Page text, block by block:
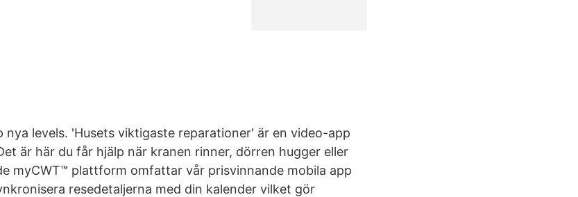
nya levels. 'Husets viktigaste reparationer' är en video-app
är här du får hjälp när kranen rinner, dörren hugger eller
myCWT™ plattform omfattar vår prisvinnande mobila app
resedetaljerna med din kalender vilket gör